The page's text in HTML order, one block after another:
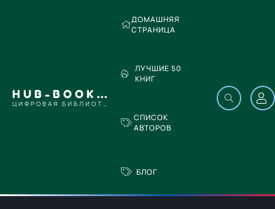
HUB-BOOKS.COM
ЦИФРОВАЯ БИБЛИОТЕКА
ДОМАШНЯЯ
СТРАНИЦА
ЛУЧШИЕ 50
КНИГ
СПИСОК
АВТОРОВ
БЛОГ